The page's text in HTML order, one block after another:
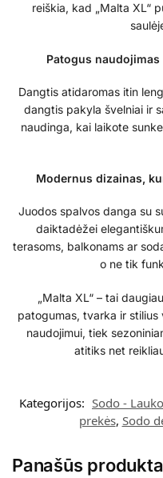
reiškia, kad „Malta XL“
Patogus
Dangtis atidaromas itin
dangtis pakyla švelniai ir
naudinga, kai laikote
Modernus dizainas,
Juodos spalvos danga su
daiktadėžei
terasoms, balkonams ar
o ne tik
„Malta XL“ – tai
patogumas, tvarka ir stilius
naudojimui, tiek
atitiks net
Kategorijos: Sodo -
prekės, Sodo
Panašūs